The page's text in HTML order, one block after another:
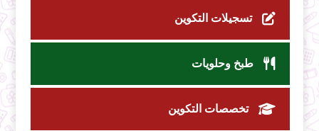
تسجيلات التكوين
طبخ وحلويات
تخصصات التكوين